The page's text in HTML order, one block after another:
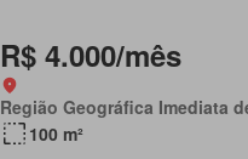
R$ 4.000/mês
Região Geográfica Imediata
100 m²